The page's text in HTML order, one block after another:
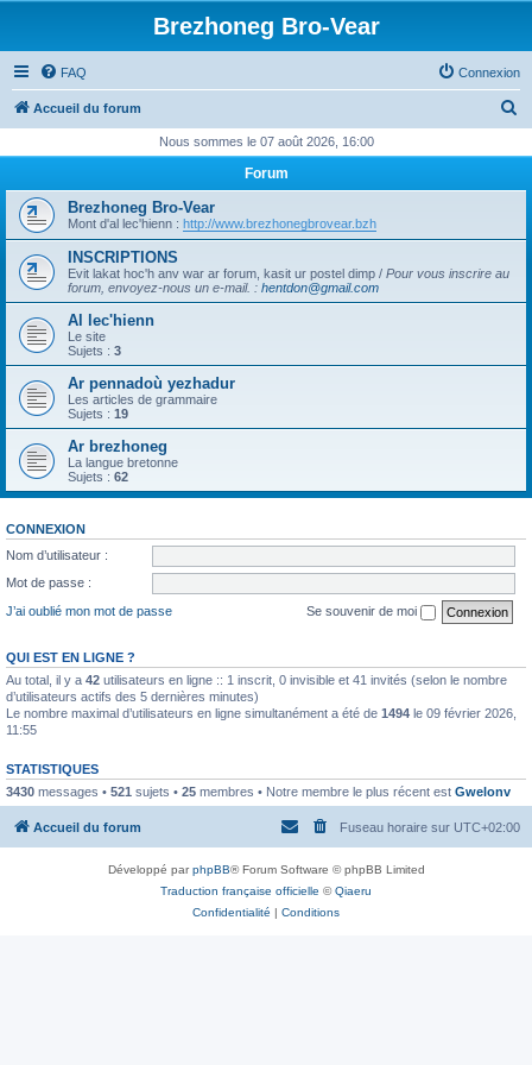
Brezhoneg Bro-Vear
FAQ Connexion
Accueil du forum
h
h
r
Nous sommes le 07 août 2026, 16:00
Forum
Brezhoneg Bro-Vear
Mont d'al lec'hienn : http://www.brezhonegbrovear.bzh
INSCRIPTIONS
Evit lakat hoc'h anv war ar forum, kasit ur postel dimp / Pour vous inscrire au
forum, envoyez-nous un e-mail. : hentdon@gmail.com
Al lec'hienn
Le site
Sujets : 3
Ar pennadoù yezhadur
Les articles de grammaire
Sujets : 19
Ar brezhoneg
La langue bretonne
Sujets : 62
CONNEXION
Nom d’utilisateur :
Mot de passe :
J’ai oublié mon mot de passe
Se souvenir de moi
QUI EST EN LIGNE ?
Au total, il y a 42 utilisateurs en ligne :: 1 inscrit, 0 invisible et 41 invités (selon le nombre
d’utilisateurs actifs des 5 dernières minutes)
Le nombre maximal d’utilisateurs en ligne simultanément a été de 1494 le 09 février 2026,
11:55
STATISTIQUES
3430 messages • 521 sujets • 25 membres • Notre membre le plus récent est Gwelonv
Accueil du forum Fuseau horaire sur UTC+02:00
Développé parphpBB® Forum Software © phpBB Limited
Traduction française officielle ©Qiaeru
Confidentialité | Conditions